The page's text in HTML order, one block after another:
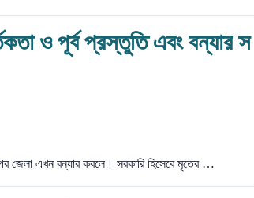
ও পূর্ব প্রস্তুতি এবং বন্যার স
জেলা এখন বন্যার কবলে। সরকারি হিসেবে মৃতের …